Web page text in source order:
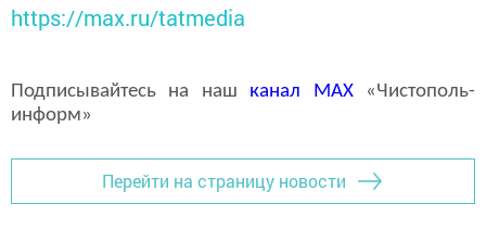
https://max.ru/tatmedia
Подписывайтесь на наш канал MAX«Чистополь-
информ»
Перейти на страницу новости